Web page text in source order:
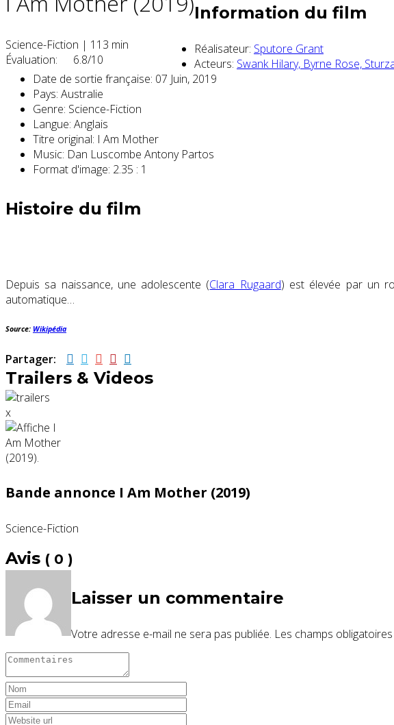
Science-Fiction | 113 min
Évaluation:
6.8/10
Information du film
Réalisateur: Sputore Grant
Acteurs: Swank Hilary, Byrne Rose,
Date de sortie française: 07 Juin, 2019
Pays: Australie
Genre: Science-Fiction
Langue: Anglais
Titre original: I Am Mother
Music: Dan Luscombe Antony Partos
Format d'image: 2.35 : 1
Histoire du film
Depuis sa naissance, une adolescente (Clara Rugaard) est élevée par un
automatique…
Source: Wikipédia
Partager:
Trailers & Videos
x
Bande annonce I Am Mother (2019)
Science-Fiction
Avis ( 0 )
Laisser un commentaire
Votre adresse e-mail ne sera pas publiée. Les champs